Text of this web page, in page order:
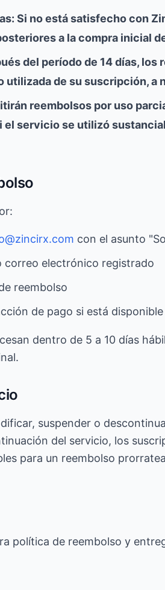
Si no está satisfecho con
a la compra inicial
del período de 14 días,
utilizada de su suscripción, a
reembolsos por uso
servicio se utilizó
con el asunto
correo electrónico registrado
reembolso
de pago si está disponible
dentro de 5 a 10 días
suspender o
del servicio, los
para un reembolso
política de reembolso y